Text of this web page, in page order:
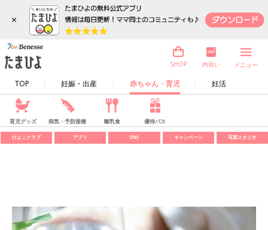
×
TOP 妊娠・出産 赤ちゃん・育児 妊活
SHOP 内祝い メニュー
育児グッズ 病気・予防接種 離乳食 優待パス
ひよこクラブ アプリ SNS キャンペーン 写真スタジオ